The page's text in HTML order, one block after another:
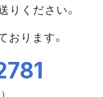
りください。
ります。